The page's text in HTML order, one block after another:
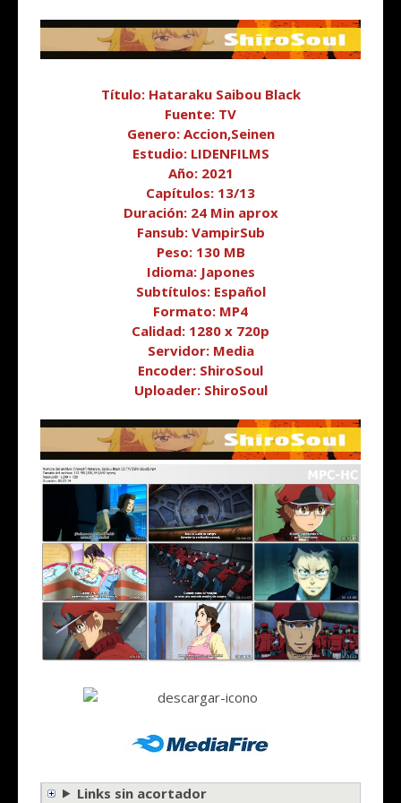
Título: Hataraku Saibou Black
Fuente: TV
Genero: Accion,Seinen
Estudio: LIDENFILMS
Año: 2021
Capítulos: 13/13
Duración: 24 Min aprox
Fansub: VampirSub
Peso: 130 MB
Idioma: Japones
Subtítulos: Español
Formato: MP4
Calidad: 1280 x 720p
Servidor: Media
Encoder: ShiroSoul
Uploader: ShiroSoul
Links sin acortador